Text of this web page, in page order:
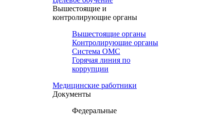
Вышестоящие и
контролирующие органы
Вышестоящие органы
Контролирующие органы
Система ОМС
Горячая линия по
коррупции
Медицинские работники
Документы
Федеральные